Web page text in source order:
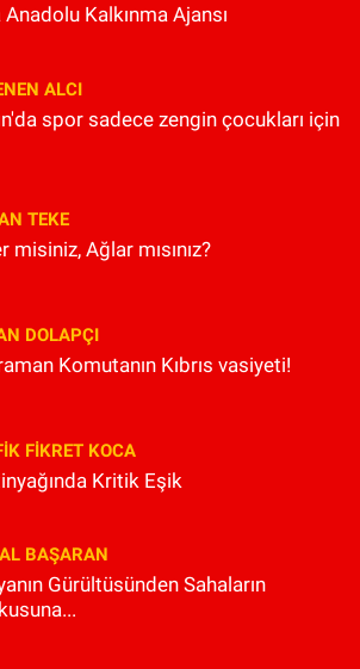
Anadolu Kalkınma Ajansı
ALCI
spor sadece zengin çocukları için
TEKE
misiniz, Ağlar mısınız?
DOLAPÇI
Komutanın Kıbrıs vasiyeti!
FIKRET KOCA
Kritik Eşik
BAŞARAN
Gürültüsünden Sahaların